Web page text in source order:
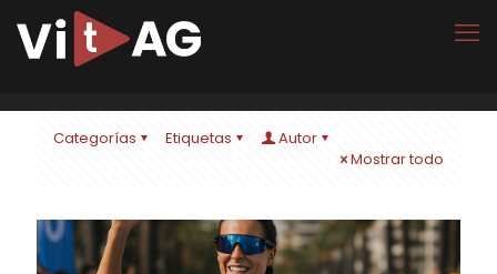
Categorías Etiquetas
Autor
Mostrar todo